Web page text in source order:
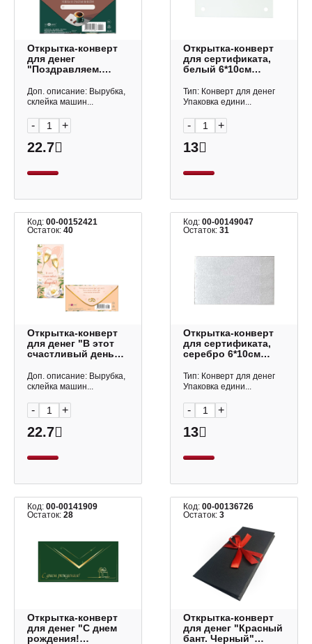
Открытка-конверт
для денег
"Поздравляем.
телефон" 8,3*16,7см
0320.973 Арт Дизайн
Доп. описание: Вырубка,
склейка машин...
- +
22.7
Открытка-конверт
для сертификата,
белый 6*10см
Полином
Тип: Конверт для денег
Упаковка едини...
- +
13
Код: 00-00152421
Остаток: 40
Открытка-конверт
для денег "В этот
счастливый день
8,3*16,7см 0322.580
Арт Дизайн
Доп. описание: Вырубка,
склейка машин...
- +
22.7
Код:00-00149047
Остаток:31
Открытка-конверт
для сертификата,
серебро 6*10см
Полином
Тип: Конверт для денег
Упаковка едини...
- +
13
Код: 00-00141909
Остаток: 28
Открытка-конверт
для денег "С днем
рождения!
Код:00-00136726
Остаток:3
Открытка-конверт
для денег "Красный
бант. Черный"